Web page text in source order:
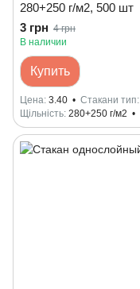
280+250 г/м2, 500 шт
3 грн 4 грн
В наличии
Купить
Цена 3.40 Стакани тип:
Щільність 280+250 г/м2